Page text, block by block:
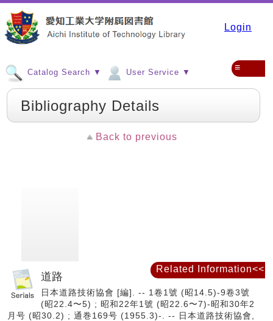
Login
Catalog Search ▼ User Service ▼ ≡
Bibliography Details
Back to previous
道路
日本道路技術協會 [編]. -- 1卷1號 (昭14.5)-9卷3號
(昭22.4〜5) ; 昭和22年1號 (昭22.6〜7)-昭和30年2
月号 (昭30.2) ; 通巻169号 (1955.3)-. -- 日本道路技術協會,
Related Information<<